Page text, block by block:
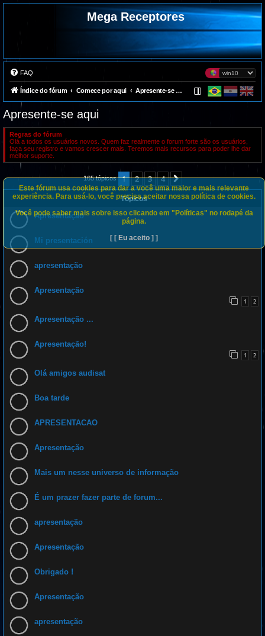
Mega Receptores
FAQ
Índice do fórum Comece por aqui Apresente-se aqui
Apresente-se aqui
Regras do fórum
Olá a todos os usuários novos. Quem faz realmente o forum forte são os usuários,
faça seu registro e vamos crescer mais. Teremos mais recursos para poder lhe dar
melhor suporte.
165 tópicos 1 2 3 4 Próximo
Tópicos
Apresentação
Mi presentación
apresentação
Apresentação
1 2
Apresentação ...
Apresentação!
1 2
Olá amigos audisat
Boa tarde
APRESENTACAO
Apresentação
Mais um nesse universo de informação
É um prazer fazer parte de forum...
apresentação
Apresentação
Obrigado !
Apresentação
apresentação
Este fórum usa cookies para dar a você uma maior e mais relevante
experiência. Para usá-lo, você precisa aceitar nossa política de cookies.
Você pode saber mais sobre isso clicando em "Políticas" no rodapé da
página.
[ [ Eu aceito ] ]